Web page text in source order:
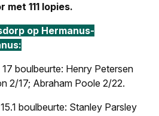
111 lopies.
op Hermanus-
boulbeurte: Henry Petersen
2/17; Abraham Poole 2/22.
boulbeurte: Stanley Parsley